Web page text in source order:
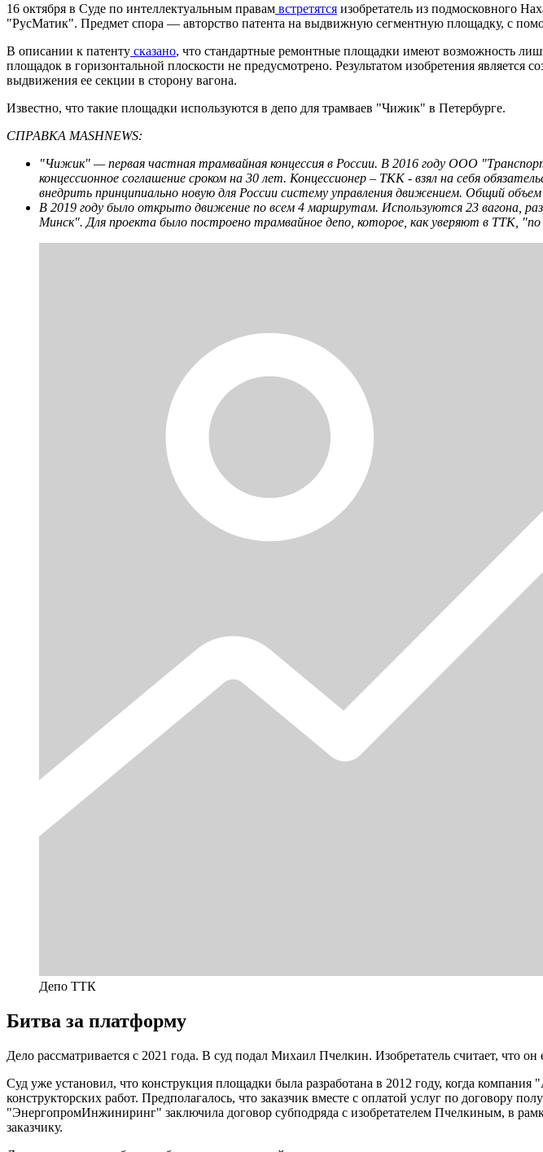
16 октября в Суде по интеллектуальным правам встретятся изобретатель из подмосковного
"РусМатик". Предмет спора — авторство патента на выдвижную сегментную площадку, с
В описании к патенту сказано, что стандартные ремонтные площадки имеют возможность
площадок в горизонтальной плоскости не предусмотрено. Результатом изобретения
выдвижения ее секции в сторону вагона.
Известно, что такие площадки используются в депо для трамваев "Чижик" в Петербурге.
СПРАВКА MASHNEWS:
"Чижик" — первая частная трамвайная концессия в России. В 2016 году ООО
концессионное соглашение сроком на 30 лет. Концессионер – ТКК - взял на себя
внедрить принципиально новую для России систему управления движением. Общий
В 2019 году было открыто движение по всем 4 маршрутам. Используются 23 вагона,
Минск". Для проекта было построено трамвайное депо, которое, как уверяют в ТТК,
Депо ТТК
Битва за платформу
Дело рассматривается с 2021 года. В суд подал Михаил Пчелкин. Изобретатель считает,
Суд уже установил, что конструкция площадки была разработана в 2012 году, когда
конструкторских работ. Предполагалось, что заказчик вместе с оплатой услуг по договору
"ЭнергопромИнжиниринг" заключила договор субподряда с изобретателем Пчелкиным, в
заказчику.